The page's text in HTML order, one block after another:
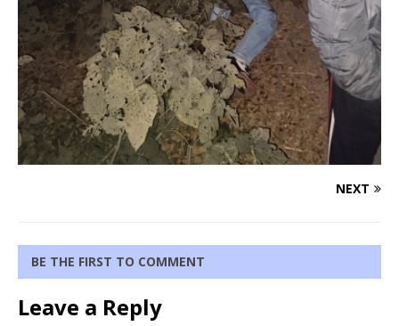
NEXT
BE THE FIRST TO COMMENT
Leave a Reply